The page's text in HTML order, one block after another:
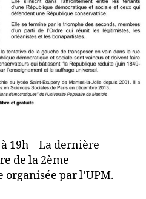
19h – La dernière
de la 2ème
par l’UPM.